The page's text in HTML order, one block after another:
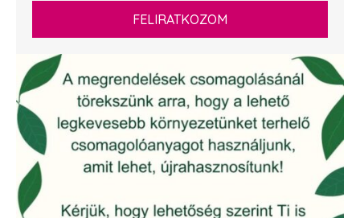
FELIRATKOZOM